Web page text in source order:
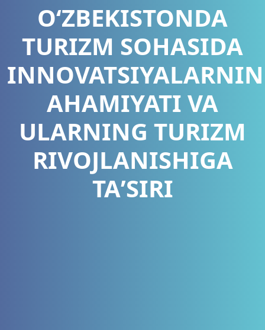
OʻZBEKISTONDA
TURIZM SOHASIDA
AHAMIYATI VA
ULARNING TURIZM
RIVOJLANISHIGA
TAʼSIRI